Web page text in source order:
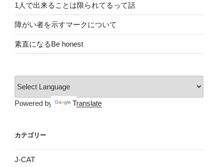
1人で出来ることは限られてるって話
障がい者を示すマークについて
素直になるBe honest
Powered by Translate
カテゴリー
J-CAT